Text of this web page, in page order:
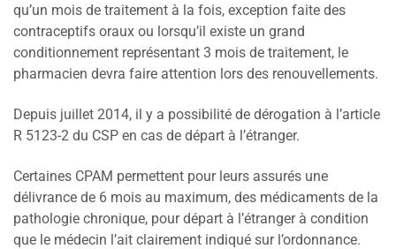
qu’un mois de traitement à la fois, exception faite des
contraceptifs oraux ou lorsqu’il existe un grand
conditionnement représentant 3 mois de traitement, le
pharmacien devra faire attention lors des renouvellements.
Depuis juillet 2014, il y a possibilité de dérogation à l’article
R 5123-2 du CSP en cas de départ à l’étranger.
Certaines CPAM permettent pour leurs assurés une
délivrance de 6 mois au maximum, des médicaments de la
pathologie chronique, pour départ à l’étranger à condition
que le médecin l’ait clairement indiqué sur l’ordonnance.